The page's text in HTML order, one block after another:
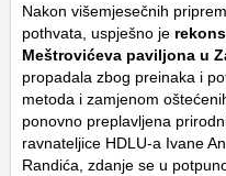
Nakon višemjesečnih
pothvata, uspješno je
Meštrovićeva paviljona u
propadala zbog preinaka i
metoda i zamjenom
ponovno preplavljena
ravnateljice HDLU-a Ivane
Randića, zdanje se u